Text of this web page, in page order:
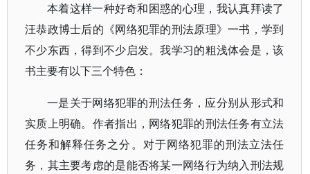
本着这样一种好奇和困惑的心理，我认真拜读了
汪恭政博士后的《网络犯罪的刑法原理》一书，学到
不少东西，得到不少启发。我学习的粗浅体会是，该
书主要有以下三个特色：
一是关于网络犯罪的刑法任务，应分别从形式和
实质上明确。作者指出，网络犯罪的刑法任务有立法
任务和解释任务之分。对于网络犯罪的刑法立法任
务，其主要考虑的是能否将某一网络行为纳入刑法规